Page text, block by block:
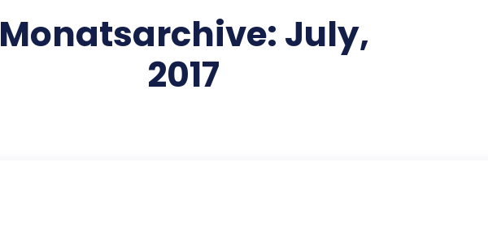
Monatsarchive: July,
2017